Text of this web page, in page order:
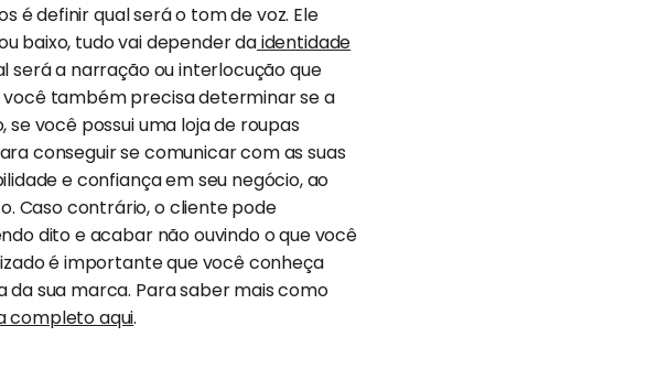
é definir qual será o tom de voz. Ele
baixo, tudo vai depender daidentidade
será a narração ou interlocução que
você também precisa determinar se a
você possui uma loja de roupas
conseguir se comunicar com as suas
e confiança em seu negócio, ao
Caso contrário, o cliente pode
dito e acabar não ouvindo o que você
é importante que você conheça
sua marca. Para saber mais como
completo aqui.